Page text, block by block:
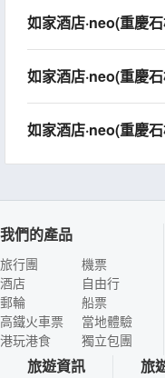
如家酒店·neo(重慶
如家酒店·neo(重慶
如家酒店·neo(重慶
我們的產品
旅行團
酒店
郵輪
高鐵火車票
港玩港食
機票
自由行
船票
當地體驗
獨立包團
旅遊資訊 旅